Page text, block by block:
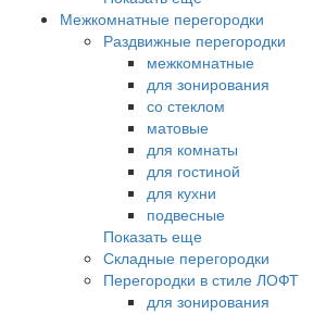
Межкомнатные перегородки
Раздвижные перегородки
межкомнатные
для зонирования
со стеклом
матовые
для комнаты
для гостиной
для кухни
подвесные
Показать еще
Складные перегородки
Перегородки в стиле ЛОФТ
для зонирования